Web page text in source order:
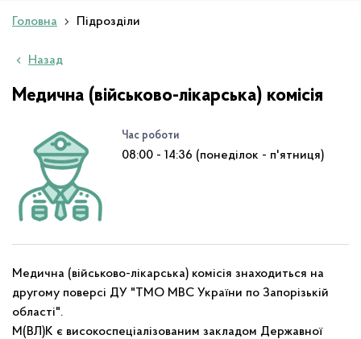
Головна Підрозділи
Назад
Медична (військово-лікарська) комісія
Час роботи
08:00 - 14:36 (понеділок - п'ятниця)
Медична (військово-лікарська) комісія знаходиться на
другому поверсі ДУ "ТМО МВС України по Запорізькій
області".
М(ВЛ)К є високоспеціалізованим закладом Державної